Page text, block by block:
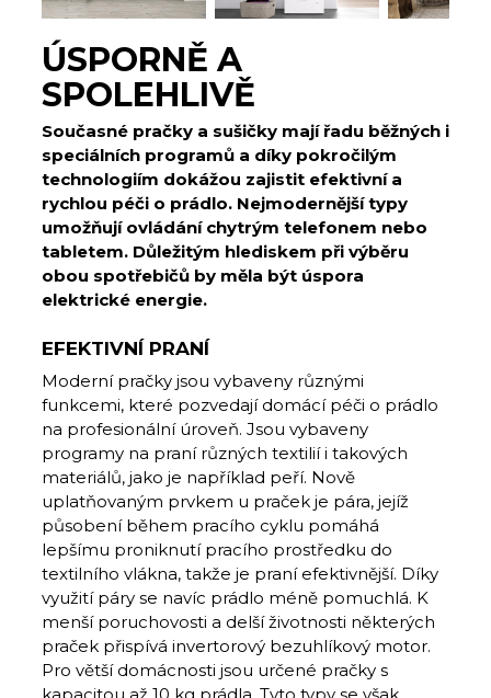
ÚSPORNĚ A
SPOLEHLIVĚ
Současné pračky a sušičky mají řadu běžných i
speciálních programů a díky pokročilým
technologiím dokážou zajistit efektivní a
rychlou péči o prádlo. Nejmodernější typy
umožňují ovládání chytrým telefonem nebo
tabletem. Důležitým hlediskem při výběru
obou spotřebičů by měla být úspora
elektrické energie.
EFEKTIVNÍ PRANÍ
Moderní pračky jsou vybaveny různými
funkcemi, které pozvedají domácí péči o prádlo
na profesionální úroveň. Jsou vybaveny
programy na praní různých textilií i takových
materiálů, jako je například peří. Nově
uplatňovaným prvkem u praček je pára, jejíž
působení během pracího cyklu pomáhá
lepšímu proniknutí pracího prostředku do
textilního vlákna, takže je praní efektivnější. Díky
využití páry se navíc prádlo méně pomuchlá. K
menší poruchovosti a delší životnosti některých
praček přispívá invertorový bezuhlíkový motor.
Pro větší domácnosti jsou určené pračky s